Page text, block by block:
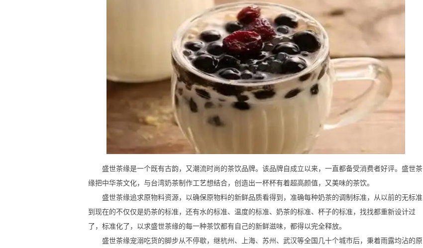
盛世茶缘是一个既有古韵，又潮流时尚的茶饮品牌。该品牌自成立以来，一直都备受消费者好评。盛世茶
缘把中华茶文化，与台湾奶茶制作工艺想结合，创造出一杯杯有着超高颜值，又美味的茶饮。
盛世茶缘追求原物料资源，以确保原物料的新鲜品质看得到，准确每种奶茶的调制标准，从以前的无标准
到现在的不仅仅是奶茶的标准，还有水的标准、温度的标准、奶茶的标准、杯子的标准，找找都重新设计过
了，标准化了，以求盛世茶缘的每一种茶饮都有自己的新鲜滋味，都得以完全释放。
盛世茶缘宠溺吃货的脚步从不停歇，继杭州、上海、苏州、武汉等全国几十个城市后，秉着雨露均沾的原